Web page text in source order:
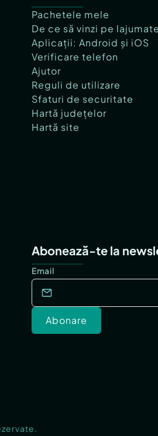
Pachetele mele
De ce să vinzi pe
Aplicații: Android și iOS
Verificare telefon
Ajutor
Reguli de utilizare
Sfaturi de securitate
Hartă județelor
Hartă site
Abonează-te la
Email
Abonare